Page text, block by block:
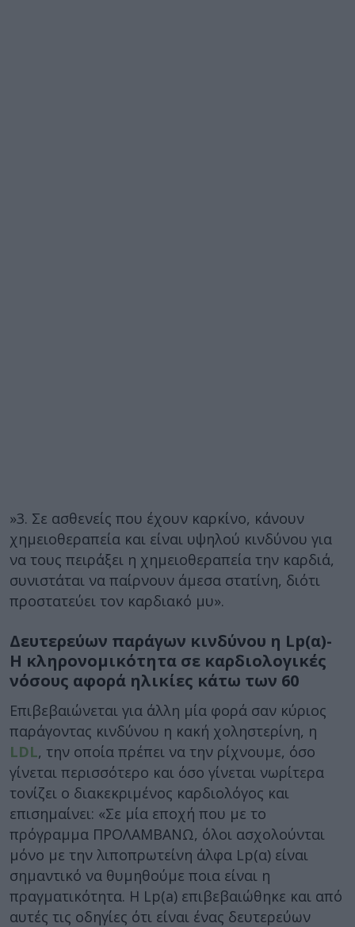
»3. Σε ασθενείς που έχουν καρκίνο, κάνουν
χημειοθεραπεία και είναι υψηλού κινδύνου για
να τους πειράξει η χημειοθεραπεία την καρδιά,
συνιστάται να παίρνουν άμεσα στατίνη, διότι
προστατεύει τον καρδιακό μυ».
Δευτερεύων παράγων κινδύνου η Lp(α)-
Η κληρονομικότητα σε καρδιολογικές
νόσους αφορά ηλικίες κάτω των 60
Επιβεβαιώνεται για άλλη μία φορά σαν κύριος
παράγοντας κινδύνου η κακή χοληστερίνη, η
LDL, την οποία πρέπει να την ρίχνουμε, όσο
γίνεται περισσότερο και όσο γίνεται νωρίτερα
τονίζει ο διακεκριμένος καρδιολόγος και
επισημαίνει: «Σε μία εποχή που με το
πρόγραμμα ΠΡΟΛΑΜΒΑΝΩ, όλοι ασχολούνται
μόνο με την λιποπρωτείνη άλφα Lp(α) είναι
σημαντικό να θυμηθούμε ποια είναι η
πραγματικότητα. Η Lp(a) επιβεβαιώθηκε και από
αυτές τις οδηγίες ότι είναι ένας δευτερεύων